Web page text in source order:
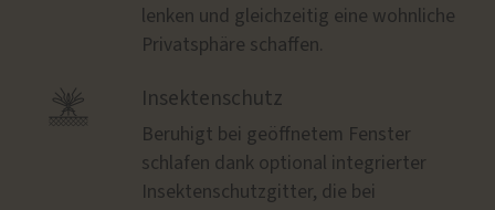
lenken und gleichzeitig eine wohnliche
Privatsphäre schaffen.
 Insektenschutz
Beruhigt bei geöffnetem Fenster
schlafen dank optional integrierter
Insektenschutzgitter, die bei